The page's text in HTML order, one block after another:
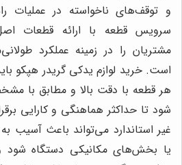
و توقف‌های ناخواسته در عملیات
سرویس قطعه با ارائه قطعات اصل
مشتریان را در زمینه عملکرد
است. خرید لوازم يدكى گريدر هپكو
هر قطعه با دقت بالا و مطابق با
شود تا حداکثر هماهنگی و کارایی
غیر استاندارد می‌تواند باعث آسیب
یا بخش‌های مکانیکی دستگاه شود